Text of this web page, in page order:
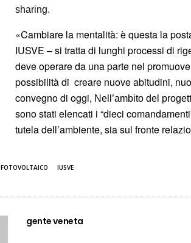
sharing.
«Cambiare la mentalità: è questa la
IUSVE – si tratta di lunghi processi di
deve operare da una parte nel
possibilità di creare nuove abitudini,
convegno di oggi, Nell’ambito del
sono stati elencati i “dieci
tutela dell’ambiente, sia sul fronte
FOTOVOLTAICO IUSVE
gente veneta